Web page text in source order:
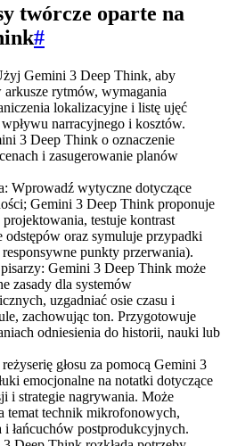
twórcze oparte na
#
Gemini 3 Deep Think, aby
arkusze rytmów, wymagania
lokalizacyjne i listę ujęć
narracyjnego i kosztów.
3 Deep Think o oznaczenie
i zasugerowanie planów
Wprowadź wytyczne dotyczące
Gemini 3 Deep Think proponuje
testuje kontrast
odstępów oraz symuluje przypadki
punkty przerwania).
Gemini 3 Deep Think może
zasady dla systemów
uzgadniać osie czasu i
zachowując ton. Przygotowuje
odniesienia do historii, nauki lub
głosu za pomocą Gemini 3
emocjonalne na notatki dotyczące
i strategie nagrywania. Może
temat technik mikrofonowych,
łańcuchów postprodukcyjnych.